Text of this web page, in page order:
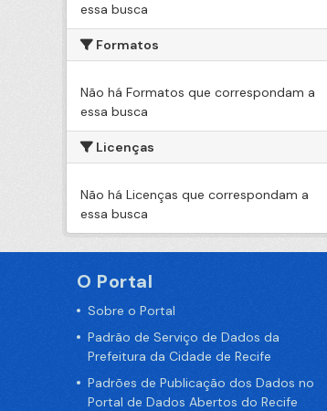
essa busca
Formatos
Não há Formatos que correspondam a
essa busca
Licenças
Não há Licenças que correspondam a
essa busca
O Portal
Sobre o Portal
Padrão de Serviço de Dados da
Prefeitura da Cidade de Recife
Padrões de Publicação dos Dados no
Portal de Dados Abertos do Recife